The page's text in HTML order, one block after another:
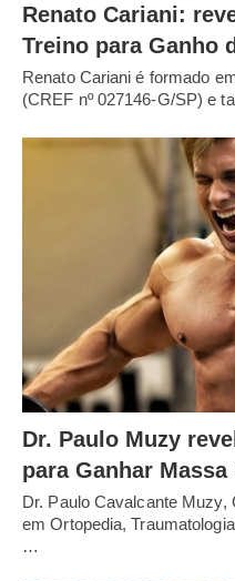
Renato Cariani:
Treino para Ganho
Renato Cariani é formado
(CREF nº 027146-G/SP) e
Dr. Paulo Muzy
para Ganhar
Dr. Paulo Cavalcante Muzy,
em Ortopedia,
…